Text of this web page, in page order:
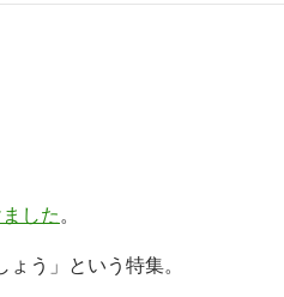
した 。
う」という特集。